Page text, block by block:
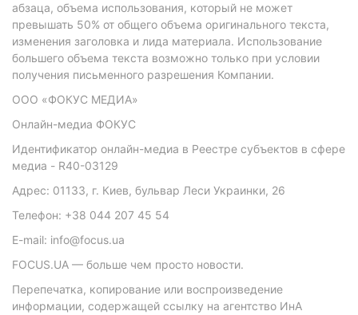
абзаца, объема использования, который не может
превышать 50% от общего объема оригинального текста,
изменения заголовка и лида материала. Использование
большего объема текста возможно только при условии
получения письменного разрешения Компании.
ООО «ФОКУС МЕДИА»
Онлайн-медиа ФОКУС
Идентификатор онлайн-медиа в Реестре субъектов в сфере
медиа - R40-03129
Адрес: 01133, г. Киев, бульвар Леси Украинки, 26
Телефон: +38 044 207 45 54
E-mail: info@focus.ua
FOCUS.UA — больше чем просто новости.
Перепечатка, копирование или воспроизведение
информации, содержащей ссылку на агентство ИнА